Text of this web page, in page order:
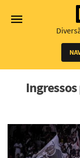
Ingressos